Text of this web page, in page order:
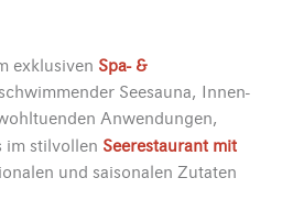
exklusiven Spa- &
Seesauna, Innen-
Anwendungen,
im stilvollen Seerestaurant mit
und saisonalen Zutaten